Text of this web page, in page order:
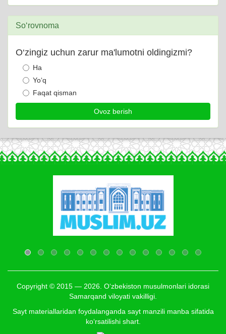
So‘rovnoma
O‘zingiz uchun zarur ma'lumotni oldingizmi?
Ha
Yo‘q
Faqat qisman
Copyright © 2015 — 2026. O‘zbekiston musulmonlari idorasi
Samarqand viloyati vakilligi.
Sayt materiallaridan foydalanganda sayt manzili manba sifatida
ko‘rsatilishi shart.